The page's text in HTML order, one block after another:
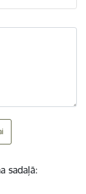
sadaļā: